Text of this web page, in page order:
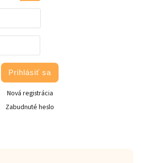
Prihlásiť sa
Nová registrácia
Zabudnuté heslo